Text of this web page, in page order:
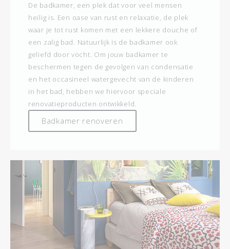
De badkamer, een plek dat voor veel mensen
heilig is. Een oase van rust en relaxatie, de plek
waar je tot rust komen met een lekkere douche of
een zalig bad. Natuurlijk is de badkamer ook
geliefd door vocht. Om jouw badkamer te
beschermen tegen de gevolgen van condensatie
en het occasineel watergevecht van de kinderen
in het bad, hebben we hiervoor speciale
renovatieproducten ontwikkeld.
Badkamer renoveren